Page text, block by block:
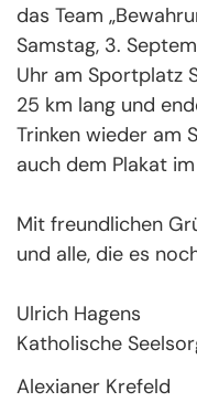
das Team
Samstag, 3.
Uhr am Sportplatz
25 km lang und
Trinken wieder am
auch dem Plakat
Mit freundlichen
und alle, die es
Ulrich Hagens
Katholische
Alexianer Krefeld